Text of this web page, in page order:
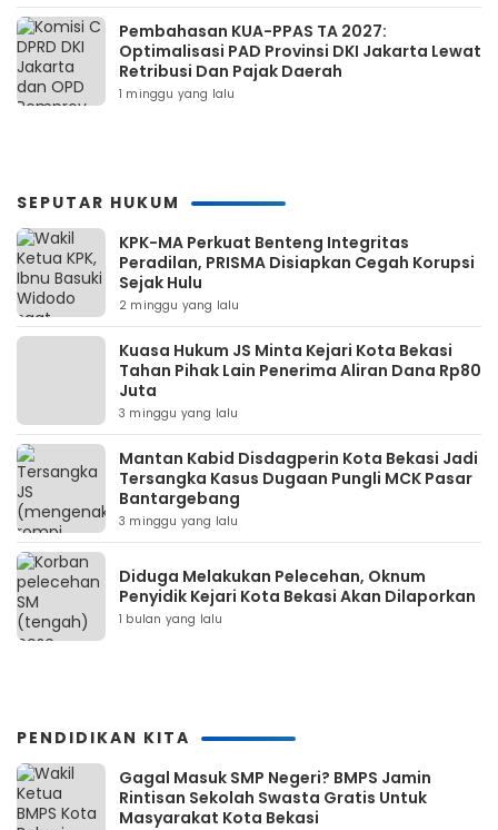
Pembahasan KUA-PPAS TA 2027:
Optimalisasi PAD Provinsi DKI Jakarta Lewat
Retribusi Dan Pajak Daerah
1 minggu yang lalu
SEPUTAR HUKUM
KPK-MA Perkuat Benteng Integritas
Peradilan, PRISMA Disiapkan Cegah Korupsi
Sejak Hulu
2 minggu yang lalu
Kuasa Hukum JS Minta Kejari Kota Bekasi
Tahan Pihak Lain Penerima Aliran Dana Rp80
Juta
3 minggu yang lalu
Mantan Kabid Disdagperin Kota Bekasi Jadi
Tersangka Kasus Dugaan Pungli MCK Pasar
Bantargebang
3 minggu yang lalu
Diduga Melakukan Pelecehan, Oknum
Penyidik Kejari Kota Bekasi Akan Dilaporkan
1 bulan yang lalu
PENDIDIKAN KITA
Gagal Masuk SMP Negeri? BMPS Jamin
Rintisan Sekolah Swasta Gratis Untuk
Masyarakat Kota Bekasi